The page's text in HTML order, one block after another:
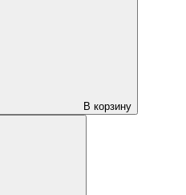
В корзину